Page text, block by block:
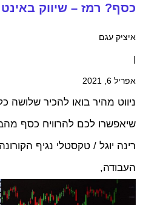
כסף? רמז – שיווק
איציק עגם
|
אפריל 6, 2021
ניווט מהיר בואו להכיר שלושה
שיאפשרו לכם להרוויח כסף
רינה יוגל / טקסטלי נגיף
העבודה,